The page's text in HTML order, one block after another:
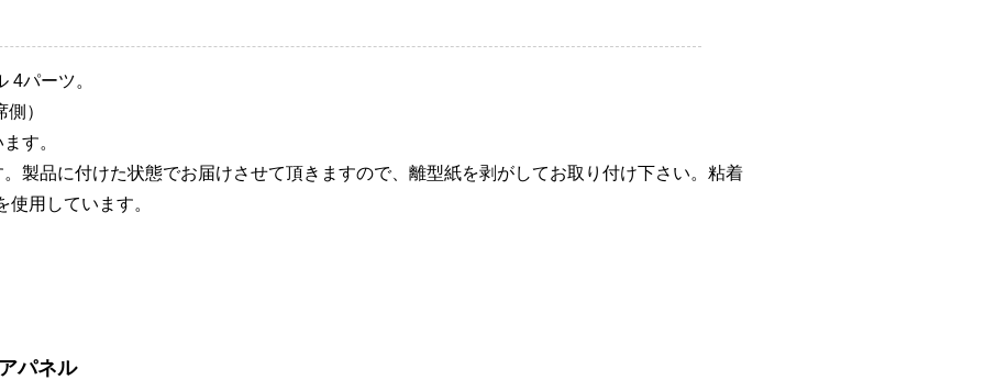
4パーツ。
）
す。
製品に付けた状態でお届けさせて頂きますので、離型紙を剥がしてお取り付け下さい。粘着
用しています。
パネル